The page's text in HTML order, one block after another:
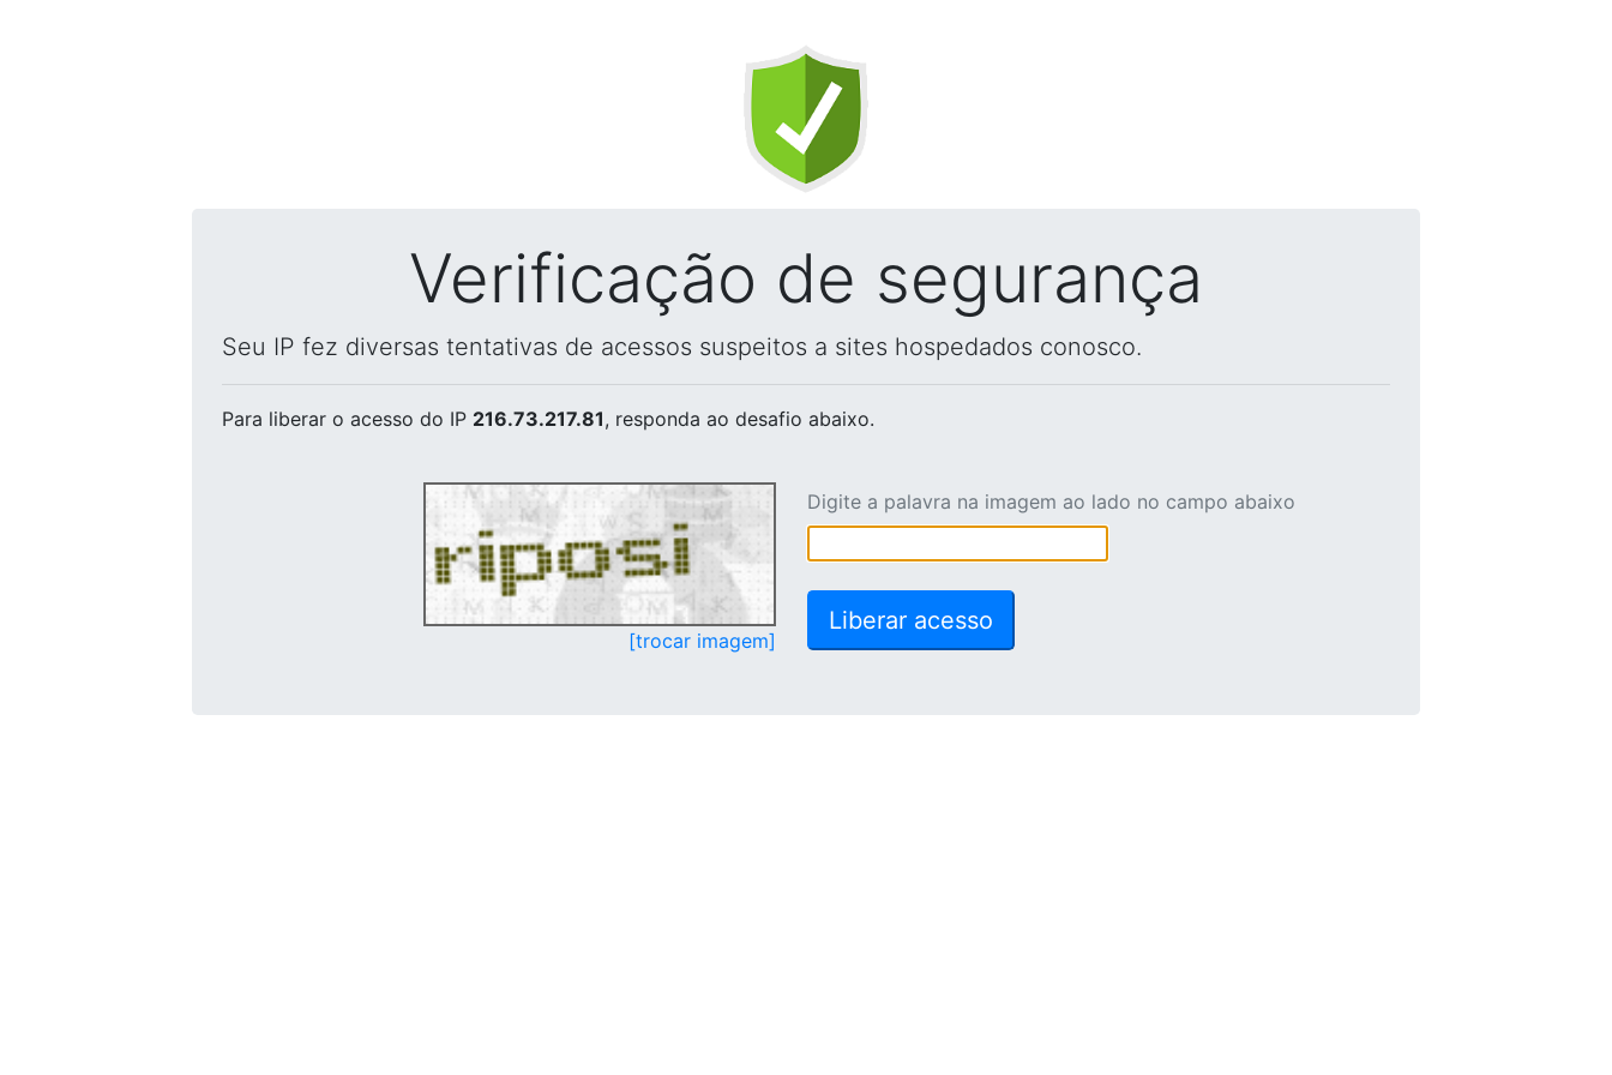
Verificação de segurança
Seu IP fez diversas tentativas de acessos suspeitos a sites hospedados conosco.
Para liberar o acesso do IP 216.73.217.81, responda ao desafio abaixo.
[trocar imagem]
Digite a palavra na imagem ao lado no campo abaixo